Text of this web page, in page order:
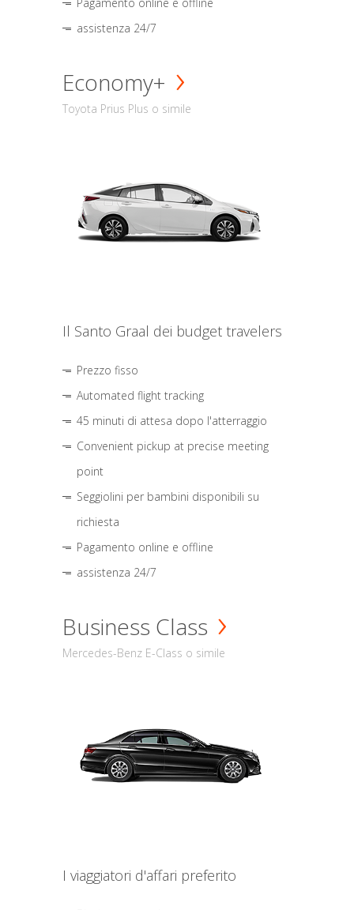
assistenza 24/7
Economy+
Toyota Prius Plus o simile
Il Santo Graal dei budget travelers
Prezzo fisso
Automated flight tracking
45 minuti di attesa dopo l'atterraggio
Convenient pickup at precise meeting
point
Seggiolini per bambini disponibili su
richiesta
Pagamento online e offline
assistenza 24/7
Business Class
Mercedes-Benz E-Class o simile
I viaggiatori d'affari preferito